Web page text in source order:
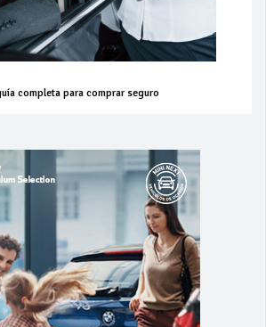
completa para comprar seguro